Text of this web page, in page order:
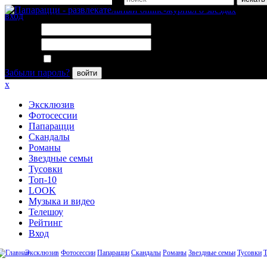
вход
Забыли пароль?
войти
x
Эксклюзив
Фотосессии
Папарацци
Скандалы
Романы
Звездные семьи
Тусовки
Топ-10
LOOK
Музыка и видео
Телешоу
Рейтинг
Вход
Эксклюзив Фотосессии Папарацци Скандалы Романы Звездные семьи Тусовки